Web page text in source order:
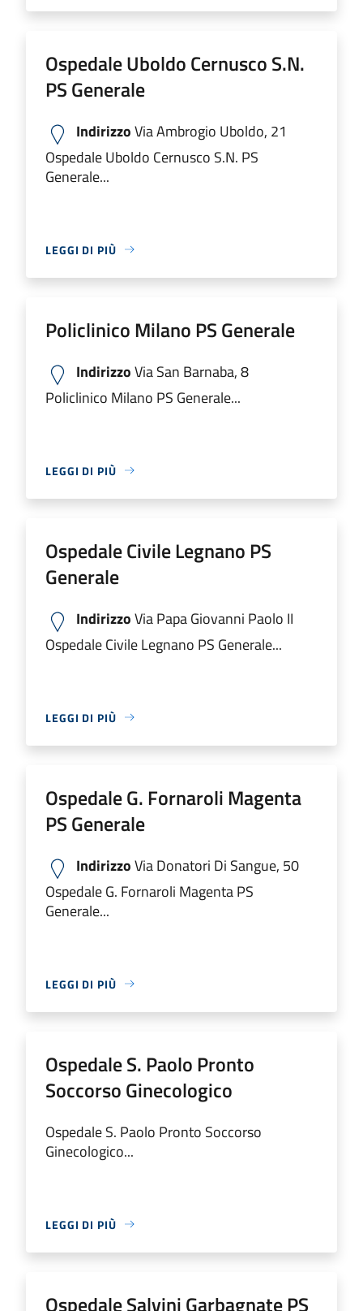
Ospedale Uboldo Cernusco S.N.
PS Generale
IndirizzoVia Ambrogio Uboldo, 21
Ospedale Uboldo Cernusco S.N. PS
Generale...
LEGGI DI PIÙ
Policlinico Milano PS Generale
IndirizzoVia San Barnaba, 8
Policlinico Milano PS Generale...
LEGGI DI PIÙ
Ospedale Civile Legnano PS
Generale
IndirizzoVia Papa Giovanni Paolo II
Ospedale Civile Legnano PS Generale...
LEGGI DI PIÙ
Ospedale G. Fornaroli Magenta
PS Generale
IndirizzoVia Donatori Di Sangue, 50
Ospedale G. Fornaroli Magenta PS
Generale...
LEGGI DI PIÙ
Ospedale S. Paolo Pronto
Soccorso Ginecologico
Ospedale S. Paolo Pronto Soccorso
Ginecologico...
LEGGI DI PIÙ
Ospedale Salvini Garbagnate PS